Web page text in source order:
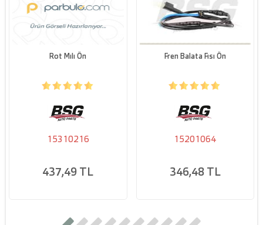
Rot Mılı Ön
15310216
437,49 TL
Fren Balata Fısı Ön
15201064
346,48 TL